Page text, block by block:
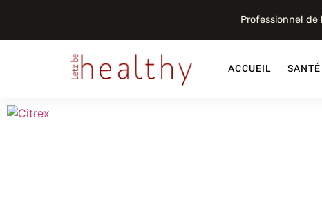
Professionnel
ACCUEIL SANTÉ